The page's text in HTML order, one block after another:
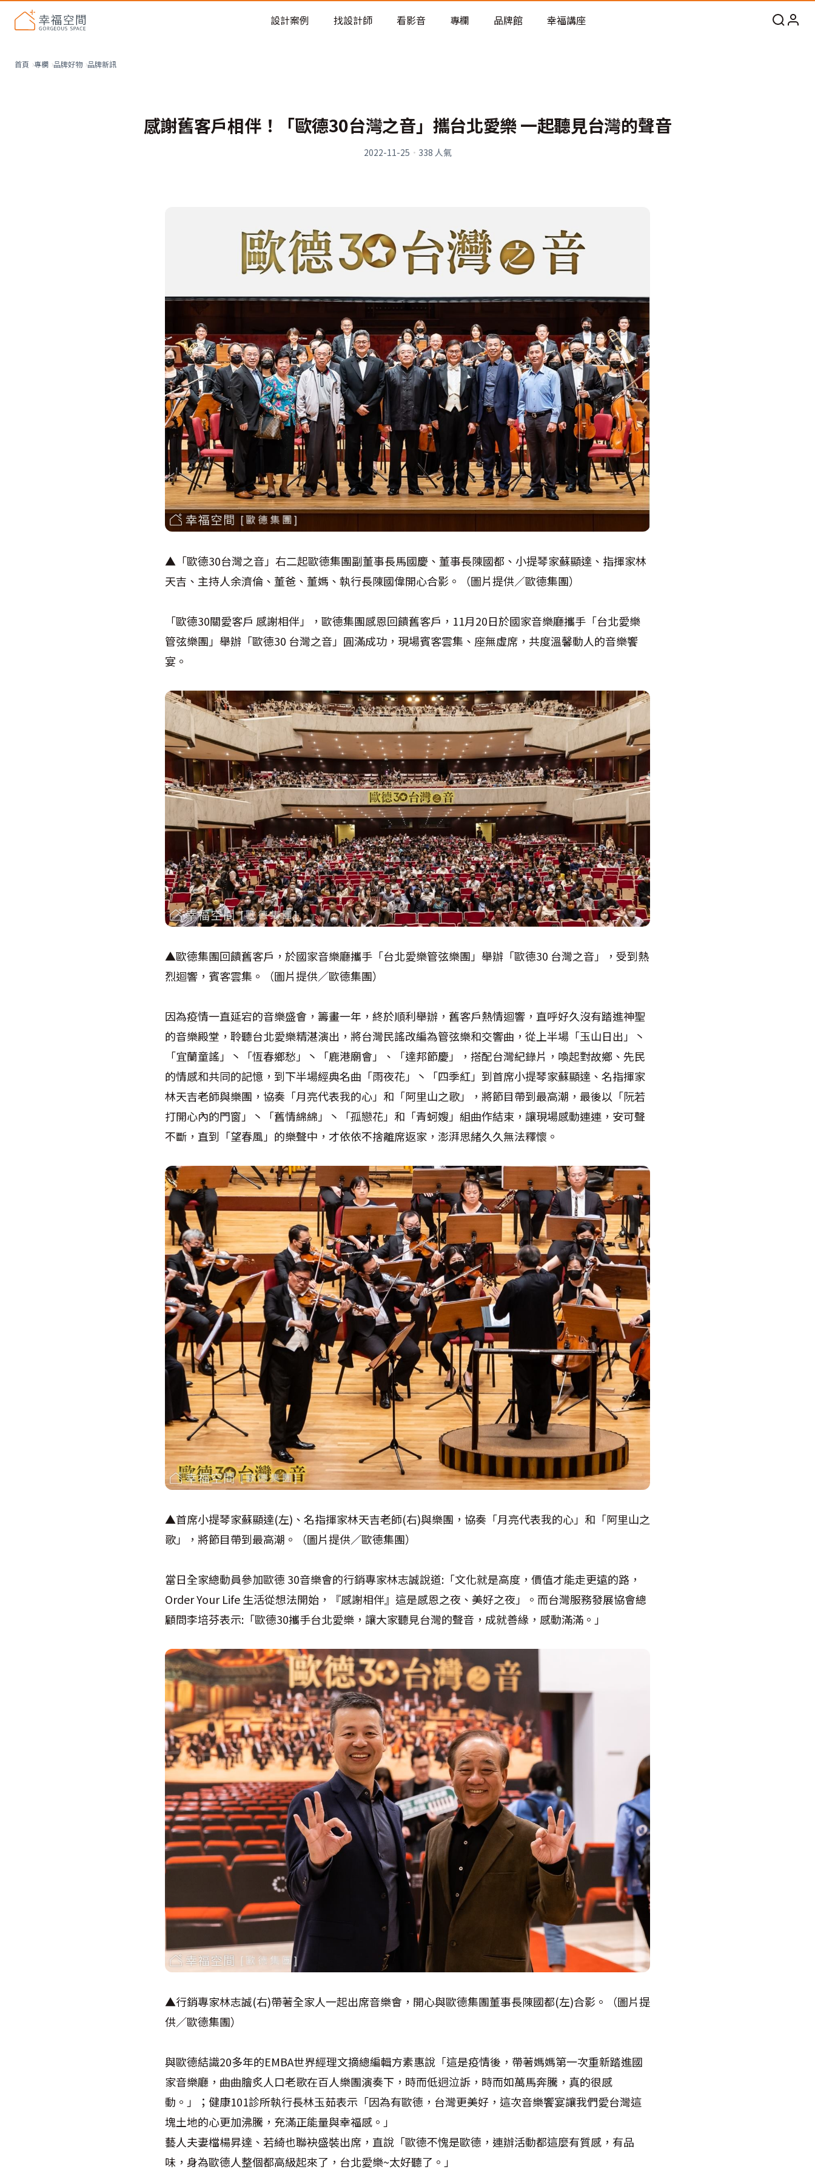
看不見的居家風險和翻新關鍵
老屋預算分配與高 CP 值煥新術
設計案例 找設計師 看影音 專欄 品牌館 幸福講座
首頁 專欄 品牌好物 品牌新訊
感謝舊客戶相伴！「歐德30台灣之音」攜台北愛樂 一起聽見台灣的聲音
2022-11-25 · 338 人氣
▲「歐德30台灣之音」右二起歐德集團副董事長馬國慶、董事長陳國都、小提琴家蘇顯達、指揮家林
天吉、主持人余濟倫、董爸、董媽、執行長陳國偉開心合影。（圖片提供／歐德集團）
「歐德30關愛客戶 感謝相伴」，歐德集團感恩回饋舊客戶，11月20日於國家音樂廳攜手「台北愛樂
管弦樂團」舉辦「歐德30 台灣之音」圓滿成功，現場賓客雲集、座無虛席，共度溫馨動人的音樂饗
宴。
▲歐德集團回饋舊客戶，於國家音樂廳攜手「台北愛樂管弦樂團」舉辦「歐德30 台灣之音」，受到熱
烈迴響，賓客雲集。（圖片提供／歐德集團）
因為疫情一直延宕的音樂盛會，籌畫一年，終於順利舉辦，舊客戶熱情迴響，直呼好久沒有踏進神聖
的音樂殿堂，聆聽台北愛樂精湛演出，將台灣民謠改編為管弦樂和交響曲，從上半場「玉山日出」丶
「宜蘭童謠」丶「恆春鄉愁」丶「鹿港廟會」、「達邦節慶」，搭配台灣紀錄片，喚起對故鄉、先民
的情感和共同的記憶，到下半場經典名曲「雨夜花」丶「四季紅」到首席小提琴家蘇顯達、名指揮家
林天吉老師與樂團，協奏「月亮代表我的心」和「阿里山之歌」，將節目帶到最高潮，最後以「阮若
打開心內的門窗」丶「舊情綿綿」丶「孤戀花」和「青蚵嫂」組曲作結束，讓現場感動連連，安可聲
不斷，直到「望春風」的樂聲中，才依依不捨離席返家，澎湃思緒久久無法釋懷。
▲首席小提琴家蘇顯達(左)、名指揮家林天吉老師(右)與樂團，協奏「月亮代表我的心」和「阿里山之
歌」，將節目帶到最高潮。（圖片提供／歐德集團）
當日全家總動員參加歐德 30音樂會的行銷專家林志誠說道:「文化就是高度，價值才能走更遠的路，
Order Your Life 生活從想法開始，『感謝相伴』這是感恩之夜、美好之夜」。而台灣服務發展協會總
顧問李培芬表示:「歐德30攜手台北愛樂，讓大家聽見台灣的聲音，成就善緣，感動滿滿。」
▲行銷專家林志誠(右)帶著全家人一起出席音樂會，開心與歐德集團董事長陳國都(左)合影。（圖片提
供／歐德集團）
與歐德結識20多年的EMBA世界經理文摘總編輯方素惠說「這是疫情後，帶著媽媽第一次重新踏進國
家音樂廳，曲曲膾炙人口老歌在百人樂團演奏下，時而低迥泣訴，時而如萬馬奔騰，真的很感
動。」；健康101診所執行長林玉茹表示「因為有歐德，台灣更美好，這次音樂饗宴讓我們愛台灣這
塊土地的心更加沸騰，充滿正能量與幸福感。」
藝人夫妻檔楊昇達、若綺也聯袂盛裝出席，直說「歐德不愧是歐德，連辦活動都這麼有質感，有品
味，身為歐德人整個都高級起來了，台北愛樂~太好聽了。」